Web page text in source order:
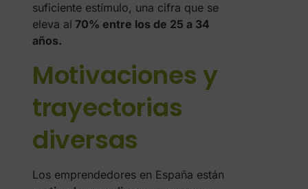
suficiente estímulo, una cifra que se
eleva al 70% entre los de 25 a 34
años.
Motivaciones y
trayectorias
diversas
Los emprendedores en España están